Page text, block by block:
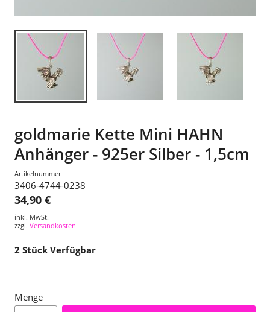
goldmarie Kette Mini HAHN
Anhänger - 925er Silber - 1,5cm
Artikelnummer
3406-4744-0238
34,90 €
inkl. MwSt.
zzgl. Versandkosten
2 Stück Verfügbar
Menge